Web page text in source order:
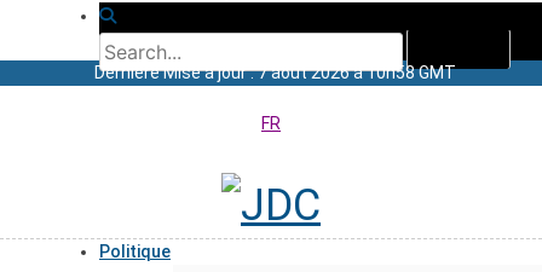
Dernière Mise à jour : 7 août 2026 à 10h58 GMT
FR
Politique